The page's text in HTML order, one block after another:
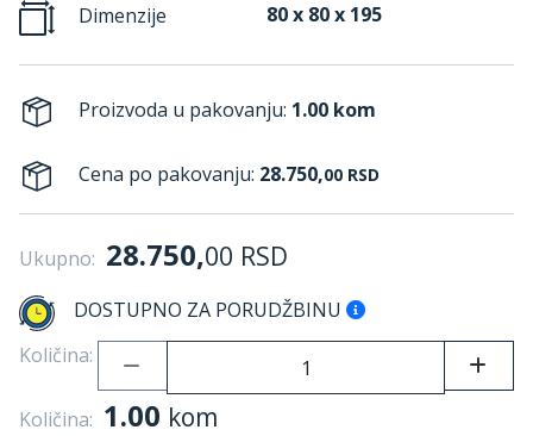
Dimenzije 80 x 80 x 195
Proizvoda u pakovanju: 1.00 kom
Cena po pakovanju: 28.750,00 RSD
Ukupno: 28.750,00 RSD
DOSTUPNO ZA PORUDŽBINU
Količina:
Količina: 1.00 kom